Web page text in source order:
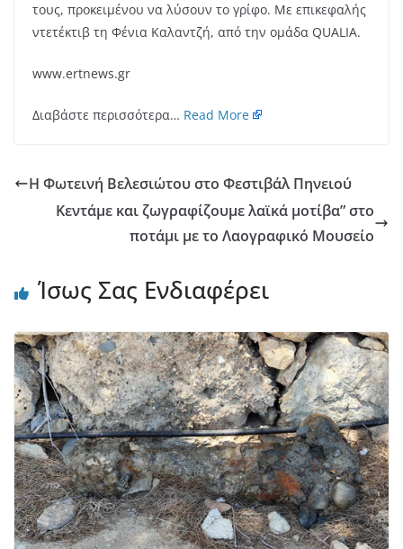
τους, προκειμένου να λύσουν το γρίφο. Με επικεφαλής
ντετέκτιβ τη Φένια Καλαντζή, από την ομάδα QUALIA.
www.ertnews.gr
Διαβάστε περισσότερα… Read More
H Φωτεινή Βελεσιώτου στο Φεστιβάλ Πηνειού
Κεντάμε και ζωγραφίζουμε λαϊκά μοτίβα” στο
ποτάμι με το Λαογραφικό Μουσείο
Ίσως Σας Ενδιαφέρει